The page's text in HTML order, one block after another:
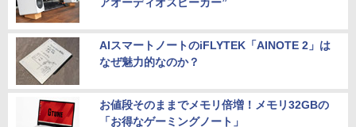
AIスマートノートのiFLYTEK「AINOTE 2」は
なぜ魅力的なのか？
お値段そのままでメモリ倍増！メモリ32GBの
「お得なゲーミングノート」